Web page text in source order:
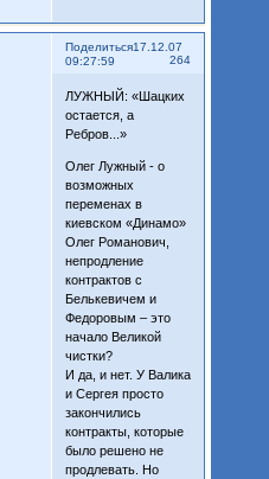
Поделиться
264
17.12.07
09:27:59
ЛУЖНЫЙ: «Шацких
остается, а
Ребров...»
Олег Лужный - о
возможных
переменах в
киевском «Динамо»
Олег Романович,
непродление
контрактов с
Белькевичем и
Федоровым – это
начало Великой
чистки?
И да, и нет. У Валика
и Сергея просто
закончились
контракты, которые
было решено не
продлевать. Но